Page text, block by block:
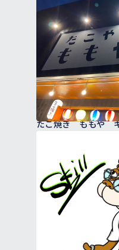
たこ焼き ももや